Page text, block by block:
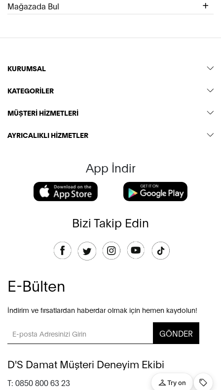
Mağazada Bul
KURUMSAL
KATEGORİLER
MÜŞTERİ HİZMETLERİ
AYRICALIKLI HİZMETLER
App İndir
Bizi Takip Edin
E-Bülten
İndirim ve fırsatlardan haberdar olmak için hemen kaydolun!
GÖNDER
D'S Damat Müşteri Deneyim Ekibi
T: 0850 800 63 23